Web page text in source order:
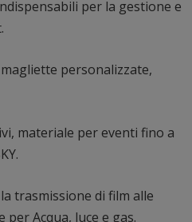
per la gestione e
personalizzate,
materiale per eventi fino a
trasmissione di film alle
Acqua, luce e gas.